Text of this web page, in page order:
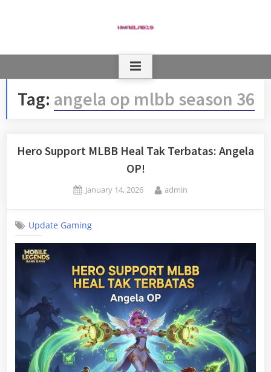
Tag: angela op mlbb season 36
Hero Support MLBB Heal Tak Terbatas: Angela
OP!
Posted
January 14, 2026 By
admin
Update Gaming